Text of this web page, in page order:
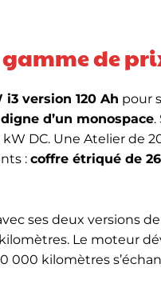
gamme de
i3 version 120 Ah pour
d’un monospace.
DC. Une Atelier de
: coffre étriqué de
ses deux versions
Le moteur
000 kilomètres